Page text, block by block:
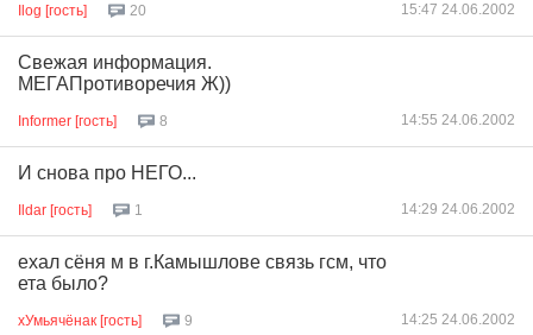
Ilog [гость] 20 15:47 24.06.2002
Свежая информация.
МЕГАПротиворечия Ж))
Informer [гость] 8 14:55 24.06.2002
И снова про НЕГО...
Ildar [гость] 1 14:29 24.06.2002
ехал сёня м в г.Камышлове связь гсм, что
ета было?
хУмьячёнак [гость] 9 14:25 24.06.2002